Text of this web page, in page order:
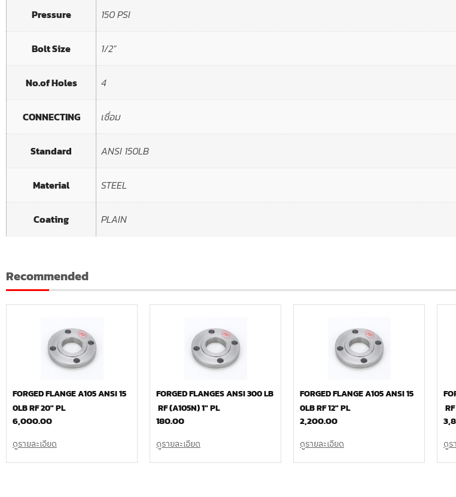
Pressure 150 PSI
Bolt Size 1/2"
No.of Holes 4
CONNECTING เชื่อม
Standard ANSI 150LB
Material STEEL
Coating PLAIN
Recommended
FORGED FLANGE A105 ANSI 15
0LB RF 20″ PL
6,000.00
ดูรายละเอียด
FORGED FLANGES ANSI 300 LB
RF (A105N) 1″ PL
180.00
ดูรายละเอียด
FORGED FLANGE A105 ANSI 15
0LB RF 12″ PL
2,200.00
ดูรายละเอียด ดูร